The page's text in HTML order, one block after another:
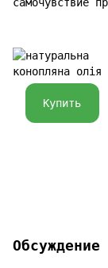
Купить
Обсуждение